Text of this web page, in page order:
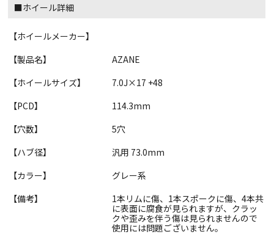
■ホイール詳細
【ホイールメーカー】
【製品名】
AZANE
【ホイールサイズ】
7.0J×17 +48
【PCD】
114.3mm
【穴数】
5穴
【ハブ径】
汎用 73.0mm
【カラー】
グレー系
【備考】
1本リムに傷、1本スポークに傷、4本共
に表面に腐食が見られますが、クラッ
クや歪みを伴う傷は見られませんので
使用には問題ございません。